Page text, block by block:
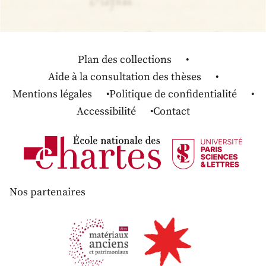
Plan des collections
Aide à la consultation des thèses
Mentions légales
Politique de confidentialité
Accessibilité
Contact
Nos partenaires